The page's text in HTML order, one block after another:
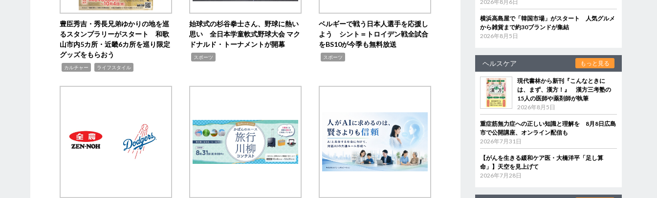
豊臣秀吉・秀長兄弟ゆかりの地を巡
るスタンプラリーがスタート 和歌
山市内5カ所・近畿6カ所を巡り限定
グッズをもらおう
カルチャー ライフスタイル
始球式の杉谷拳士さん、野球に熱い
思い 全日本学童軟式野球大会 マク
ドナルド・トーナメントが開幕
スポーツ
ベルギーで戦う日本人選手を応援し
よう シント＝トロイデン戦全試合
をBS10が今季も無料放送
スポーツ
2026年8月6日
横浜高島屋で「韓国市場」がスタート 人気グルメ
から雑貨まで約30ブランドが集結
2026年8月5日
ヘルスケア もっと見る
現代書林から新刊『こんなときに
は、まず、漢方！』 漢方三考塾の
15人の医師や薬剤師が執筆
2026年8月5日
重症筋無力症への正しい知識と理解を 8月8日広島
市で公開講座、オンライン配信も
2026年7月31日
【がんを生きる緩和ケア医・大橋洋平「足し算
命」】天空を見上げて
2026年7月28日